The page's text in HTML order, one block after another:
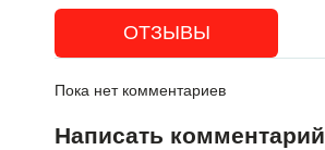
ОТЗЫВЫ
Пока нет комментариев
Написать комментарий